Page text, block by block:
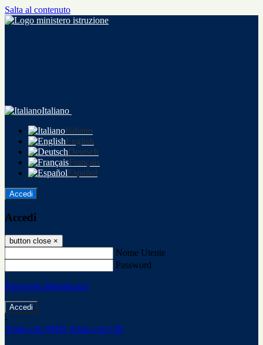
Salta al contenuto
Italiano
Italiano
English
Deutsch
Français
Español
Accedi
Accedi
button close ×
Nome Utente
Password
Password dimenticata?
-
Entra con SPID Entra con CIE